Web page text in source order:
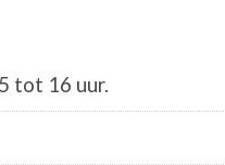
tot 16 uur.